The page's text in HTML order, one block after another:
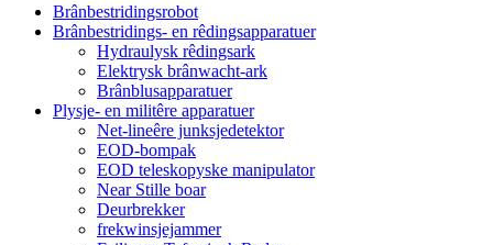
Brânbestridingsrobot
Brânbestridings- en rêdingsapparatuer
Hydraulysk rêdingsark
Elektrysk brânwacht-ark
Brânblusapparatuer
Plysje- en militêre apparatuer
Net-lineêre junksjedetektor
EOD-bompak
EOD teleskopyske manipulator
Near Stille boar
Deurbrekker
frekwinsjejammer